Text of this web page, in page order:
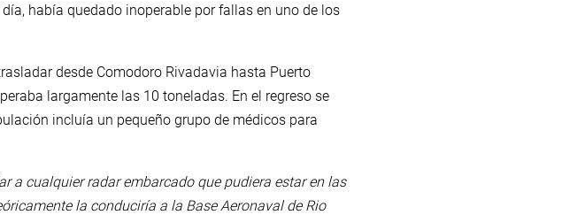
había quedado inoperable por fallas en uno de los
desde Comodoro Rivadavia hasta Puerto
largamente las 10 toneladas. En el regreso se
incluía un pequeño grupo de médicos para
a cualquier radar embarcado que pudiera estar en las
la conduciría a la Base Aeronaval de Rio